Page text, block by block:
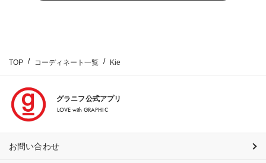
TOP コーディネート一覧 Kie
グラニフ公式アプリ
LOVE with GRAPHIC
お問い合わせ